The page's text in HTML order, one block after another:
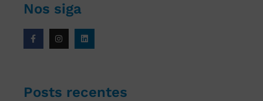
Nos siga
Posts recentes